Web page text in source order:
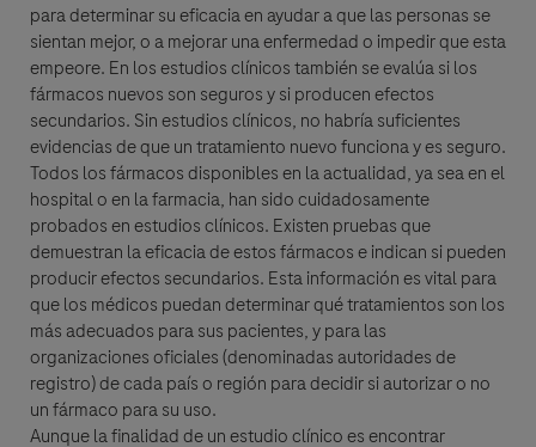
para determinar su eficacia en ayudar a que las personas se
sientan mejor, o a mejorar una enfermedad o impedir que esta
empeore. En los estudios clínicos también se evalúa si los
fármacos nuevos son seguros y si producen efectos
secundarios. Sin estudios clínicos, no habría suficientes
evidencias de que un tratamiento nuevo funciona y es seguro.
Todos los fármacos disponibles en la actualidad, ya sea en el
hospital o en la farmacia, han sido cuidadosamente
probados en estudios clínicos. Existen pruebas que
demuestran la eficacia de estos fármacos e indican si pueden
producir efectos secundarios. Esta información es vital para
que los médicos puedan determinar qué tratamientos son los
más adecuados para sus pacientes, y para las
organizaciones oficiales (denominadas autoridades de
registro) de cada país o región para decidir si autorizar o no
un fármaco para su uso.
Aunque la finalidad de un estudio clínico es encontrar
Apellido
Correo electrónico
Who are you?
Detalles del Mensaje
Asunto
Mensaje
Correo electrónico
When can we call you during (Free service) - Pacific Standard
When can we call you during (Free service) - Pacific Standard
Time?
6:00 am - 9:00 am
9:00 am - 1:00 pm
1:00 pm - 3:00 pm